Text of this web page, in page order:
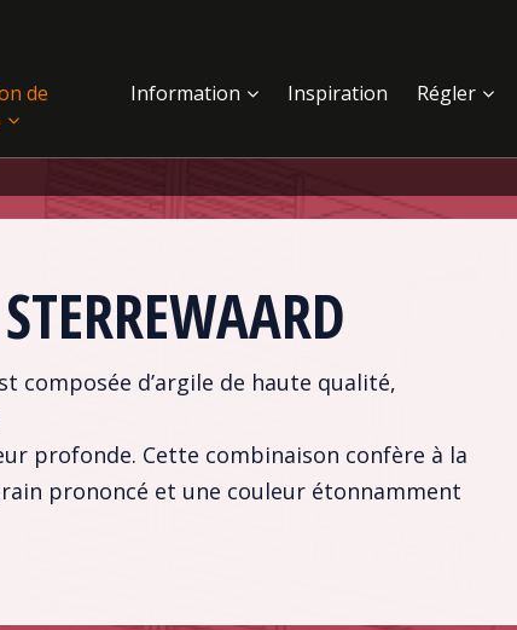
de
Information Inspiration Régler
STERREWAARD
composée d’argile de haute qualité,
profonde. Cette combinaison confère à la
prononcé et une couleur étonnamment